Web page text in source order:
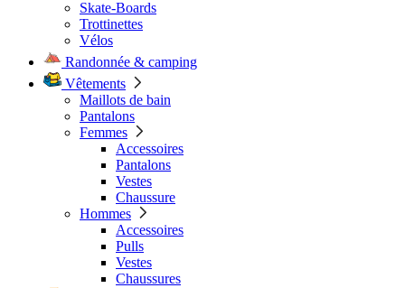
Skate-Boards
Trottinettes
Vélos
Randonnée & camping
Vêtements
Maillots de bain
Pantalons
Femmes
Accessoires
Pantalons
Vestes
Chaussure
Hommes
Accessoires
Pulls
Vestes
Chaussures